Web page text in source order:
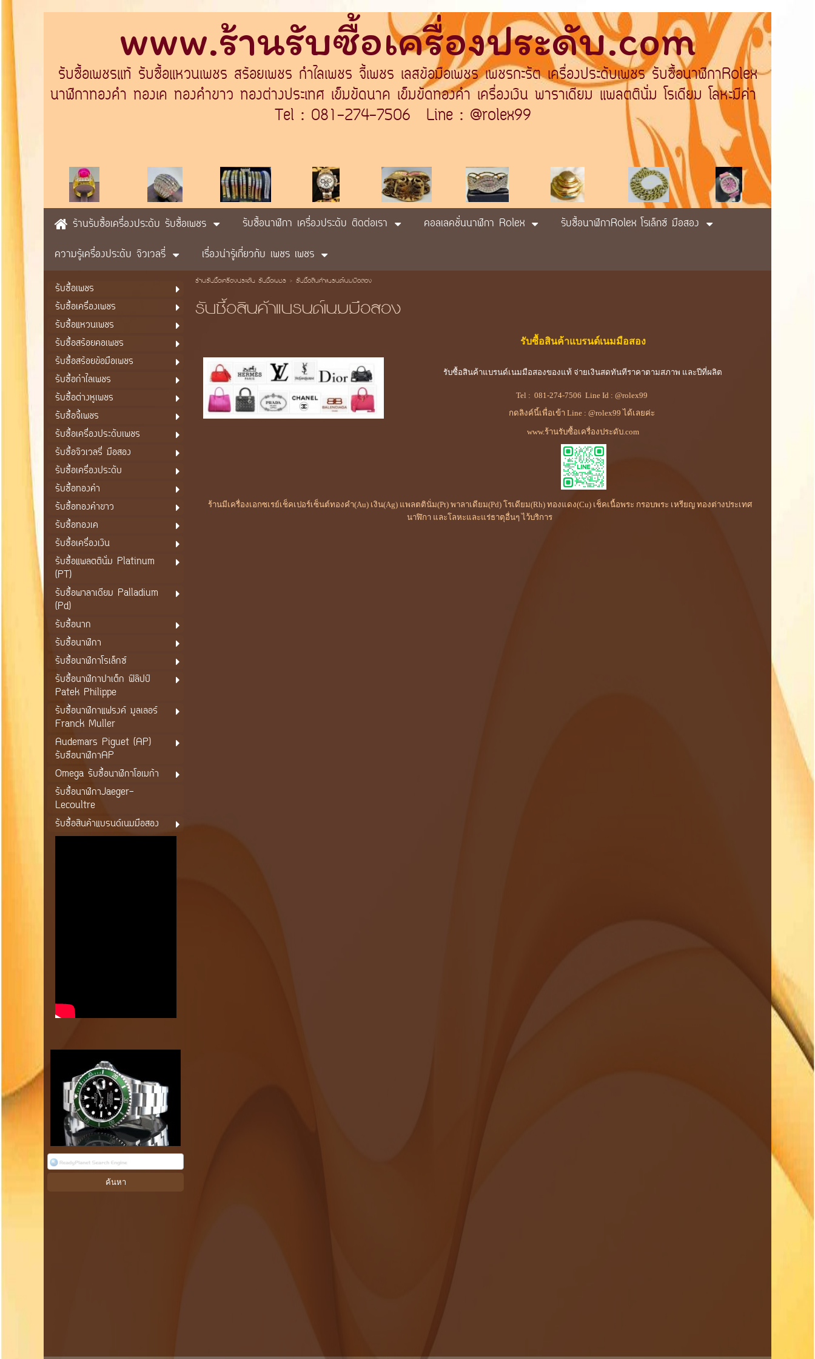
www.ร้านรับซื้อเครื่องประดับ.com
รับซื้อเพชรแท้ รับซื้อแหวนเพชร สร้อยเพชร กำไลเพชร จี้เพชร เลสข้อมือเพชร เพชรกะรัต เครื่องประดับเพชร รับซื้อนาฬิกาRolex
นาฬิกาทองคำ ทองเค ทองคำขาว ทองต่างประเทศ เข็มขัดนาค เข็มขัดทองคำ เครื่องเงิน พาราเดียม แพลตตินั่ม โรเดียม โลหะมีค่า
Tel : 081-274-7506 Line : @rolex99
ร้านรับซื้อเครื่องประดับ รับซื้อเพชร รับซื้อนาฬิกา เครื่องประดับ ติดต่อเรา คอลเลคชั่นนาฬิกา Rolex
รับซื้อนาฬิกาRolex โรเล็กซ์ มือสอง
ความรู้เครื่องประดับ จิวเวลรี่
เรื่องน่ารู้เกี่ยวกับ เพชร เพชร
รับซื้อเพชร
รับซื้อเครื่องเพชร
รับซื้อแหวนเพชร
รับซื้อสร้อยคอเพชร
รับซื้อสร้อยข้อมือเพชร
รับซื้อกำไลเพชร
รับซื้อต่างหูเพชร
รับซื้อจี้เพชร
รับซื้อเครื่องประดับเพชร
รับซื้อจิวเวลรี่ มือสอง
รับซื้อเครื่องประดับ
รับซื้อทองคำ
รับซื้อทองคำขาว
รับซื้อทองเค
รับซื้อเครื่องเงิน
รับซื้อแพลตตินั่ม Platinum
(PT)
รับซื้อพาลาเดียม Palladium
(Pd)
รับซื้อนาก
รับซื้อนาฬิกา
รับซื้อนาฬิกาโรเล็กซ์
รับซื้อนาฬิกาปาเต็ก ฟิลิปป์
Patek Philippe
รับซื้อนาฬิกาแฟรงค์ มูลเลอร์
Franck Muller
Audemars Piguet (AP)
รับซือนาฬิกาAP
Omega รับซื้อนาฬิกาโอเมก้า
รับซื้อนาฬิกาJaeger-
Lecoultre
รับซื้อสินค้าแบรนด์เนมมือสอง
ร้านรับซื้อเครื่องประดับ รับซื้อเพชร> รับซื้อสินค้าแบรนด์เนมมือสอง
รับซื้อสินค้าแบรนด์เนมมือสอง
รับซื้อสินค้าแบรนด์เนมมือสอง
รับซื้อสินค้าแบรนด์เนมมือสองของแท้ จ่ายเงินสดทันทีราคาตามสภาพ และปีที่ผลิต
Tel :081-274-7506 Line Id :@rolex99
กดลิงค์นี้เพื่อเข้า Line : @rolex99 ได้เลยค่ะ
www.ร้านรับซื้อเครื่องประดับ.com
ร้านมีเครื่องเอกซเรย์เช็คเปอร์เซ็นต์ทองคำ(Au) เงิน(Ag) แพลตตินั่ม(Pt) พาลาเดียม(Pd) โรเดียม(Rh) ทองแดง(Cu) เช็คเนื้อพระ กรอบพระ เหรียญ ทองต่างประเทศ
นาฬิกา และโลหะและแร่ธาตุอื่นๆ ไว้บริการ